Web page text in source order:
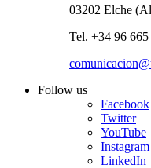
03202 Elche
Tel. +34 96
Follow us
Facebook
Twitter
YouTube
Instagram
LinkedIn